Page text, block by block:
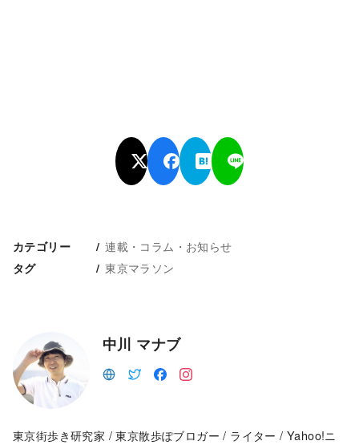
カテゴリー 連載・コラム・お知らせ
タグ 東京マラソン
中川 マナブ
東京街歩き研究家 / 東京散歩ぽブロガー / ライター / Yahoo!ニ